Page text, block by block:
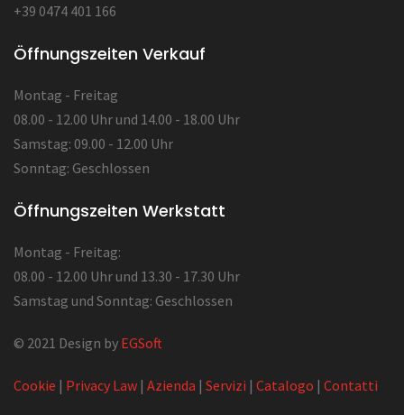
+39 0474 401 166
Öffnungszeiten Verkauf
Montag - Freitag
08.00 - 12.00 Uhr und 14.00 - 18.00 Uhr
Samstag: 09.00 - 12.00 Uhr
Sonntag: Geschlossen
Öffnungszeiten Werkstatt
Montag - Freitag:
08.00 - 12.00 Uhr und 13.30 - 17.30 Uhr
Samstag und Sonntag: Geschlossen
© 2021 Design by EGSoft
Cookie | Privacy Law | Azienda | Servizi | Catalogo | Contatti